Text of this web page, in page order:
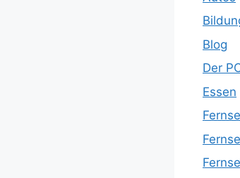
Blog
Der
Essen